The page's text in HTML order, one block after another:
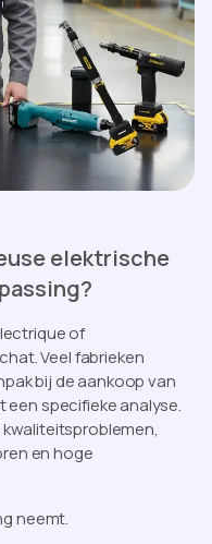
elektrische
of
Veel fabrieken
bij de aankoop van
een specifieke analyse.
en hoge
neemt.